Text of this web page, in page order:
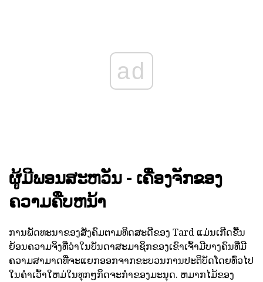
ad
ຜູ້ມີພອນສະຫວັນ - ເຄື່ອງຈັກຂອງ
ຄວາມຄືບຫນ້າ
ການພັດທະນາຂອງສັງຄົມຕາມທິດສະດີຂອງ Tard ແມ່ນເກີດຂື້ນ
ຍ້ອນຄວາມຈິງທີ່ວ່າໃນບັນດາສະມາຊິກຂອງເຂົາເຈົ້າມີບາງຄົນທີ່ມີ
ຄວາມສາມາດທີ່ຈະແຍກອອກຈາກຂະບວນການປະຕິບັດໂດຍທົ່ວໄປ
ໃນຄໍາເວົ້າໃຫມ່ໃນທຸກໆກິດຈະກໍາຂອງມະນຸດ. ຫມາກໄມ້ຂອງ